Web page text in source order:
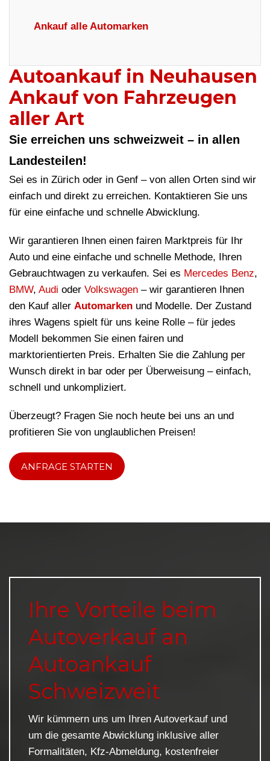
Ankauf alle Automarken
Autoankauf in Neuhausen
Ankauf von Fahrzeugen
aller Art
Sie erreichen uns schweizweit – in allen
Landesteilen!
Sei es in Zürich oder in Genf – von allen Orten sind wir
einfach und direkt zu erreichen. Kontaktieren Sie uns
für eine einfache und schnelle Abwicklung.
Wir garantieren Ihnen einen fairen Marktpreis für Ihr
Auto und eine einfache und schnelle Methode, Ihren
Gebrauchtwagen zu verkaufen. Sei es Mercedes Benz,
BMW, Audi oder Volkswagen – wir garantieren Ihnen
den Kauf aller Automarken und Modelle. Der Zustand
ihres Wagens spielt für uns keine Rolle – für jedes
Modell bekommen Sie einen fairen und
marktorientierten Preis. Erhalten Sie die Zahlung per
Wunsch direkt in bar oder per Überweisung – einfach,
schnell und unkompliziert.
Überzeugt? Fragen Sie noch heute bei uns an und
profitieren Sie von unglaublichen Preisen!
ANFRAGE STARTEN
Ihre Vorteile beim
Autoverkauf an
Autoankauf
Schweizweit
Wir kümmern uns um Ihren Autoverkauf und
um die gesamte Abwicklung inklusive aller
Formalitäten, Kfz-Abmeldung, kostenfreier